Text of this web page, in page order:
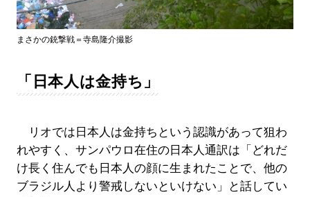
まさかの銃撃戦＝寺島隆介撮影
「日本人は金持ち」
リオでは日本人は金持ちという認識があって狙わ
れやすく、サンパウロ在住の日本人通訳は「どれだ
け長く住んでも日本人の顔に生まれたことで、他の
ブラジル人より警戒しないといけない」と話してい